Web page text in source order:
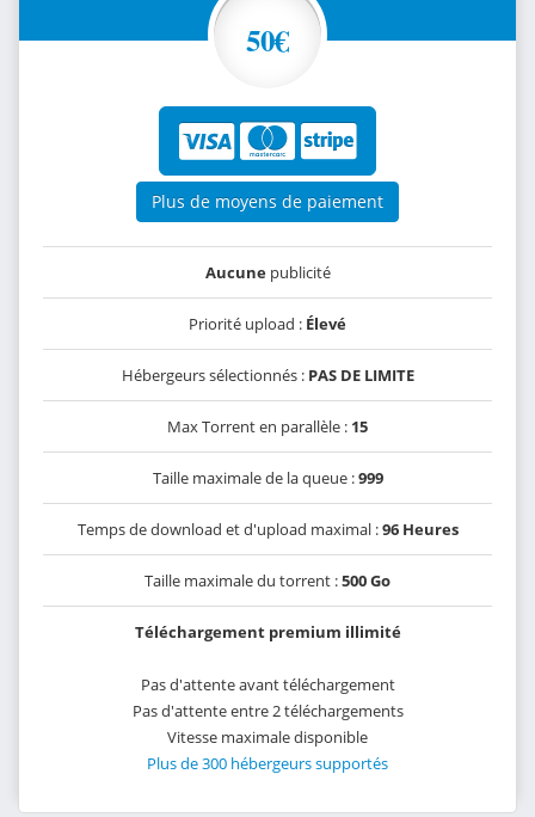
50€
Plus de moyens de paiement
Aucunepublicité
Priorité upload : Élevé
Hébergeurs sélectionnés : PAS DE LIMITE
Max Torrent en parallèle : 15
Taille maximale de la queue :999
Temps de download et d'upload maximal :96 Heures
Taille maximale du torrent :500 Go
Téléchargement premium illimité
Pas d'attente avant téléchargement
Pas d'attente entre 2 téléchargements
Vitesse maximale disponible
Plus de 300 hébergeurs supportés